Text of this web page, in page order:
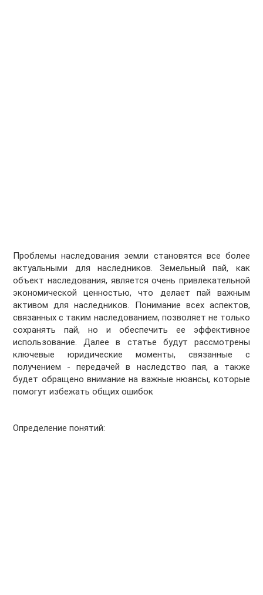
Проблемы наследования земли становятся все более
актуальными для наследников. Земельный пай, как
объект наследования, является очень привлекательной
экономической ценностью, что делает пай важным
активом для наследников. Понимание всех аспектов,
связанных с таким наследованием, позволяет не только
сохранять пай, но и обеспечить ее эффективное
использование. Далее в статье будут рассмотрены
ключевые юридические моменты, связанные с
получением - передачей в наследство пая, а также
будет обращено внимание на важные нюансы, которые
помогут избежать общих ошибок
Определение понятий: